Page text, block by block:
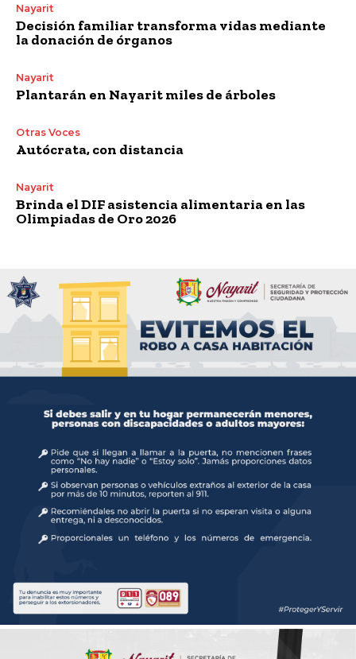
Nayarit
Decisión familiar transforma vidas mediante
la donación de órganos
Nayarit
Plantarán en Nayarit miles de árboles
Otras Voces
Autócrata, con distancia
Nayarit
Brinda el DIF asistencia alimentaria en las
Olimpiadas de Oro 2026